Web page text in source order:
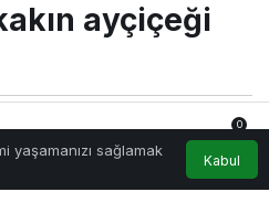
n
ayçiçeği
ayçiçeği
yayınlandı
yaşamanızı sağlamak
Kabul
Hesabım Bildirimler
0